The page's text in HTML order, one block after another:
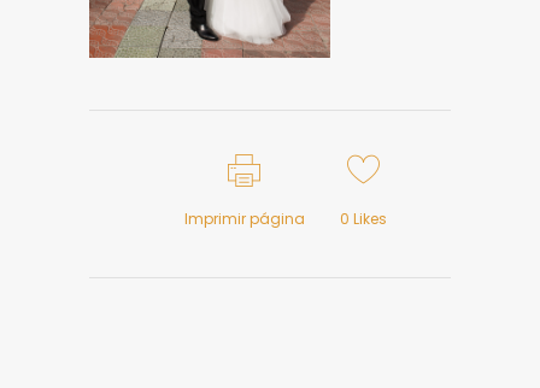
Imprimir página 0 Likes